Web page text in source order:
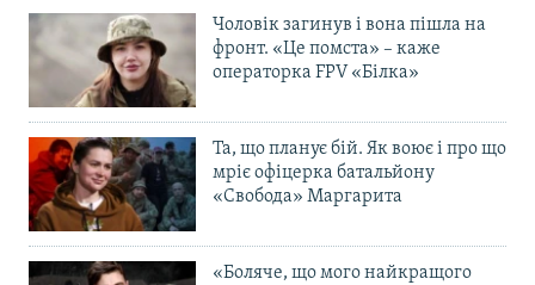
Чоловік загинув і вона пішла на
фронт. «Це помста» – каже
операторка FPV «Білка»
Та, що планує бій. Як воює і про що
мріє офіцерка батальйону
«Свобода» Маргарита
«Боляче, що мого найкращого